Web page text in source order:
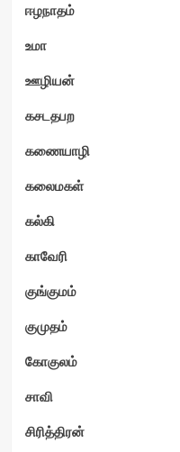
ஈழநாதம்
உமா
ஊழியன்
கசடதபற
கணையாழி
கலைமகள்
கல்கி
காவேரி
குங்குமம்
குமுதம்
கோகுலம்
சாவி
சிரித்திரன்